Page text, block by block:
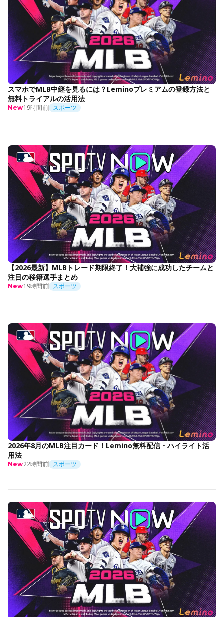
スマホでMLB中継を見るには？Leminoプレミアムの登録方法と
無料トライアルの活用法
New19時間前 スポーツ
【2026最新】MLBトレード期限終了！大補強に成功したチームと
注目の移籍選手まとめ
New19時間前 スポーツ
2026年8月のMLB注目カード！Lemino無料配信・ハイライト活
用法
New22時間前 スポーツ